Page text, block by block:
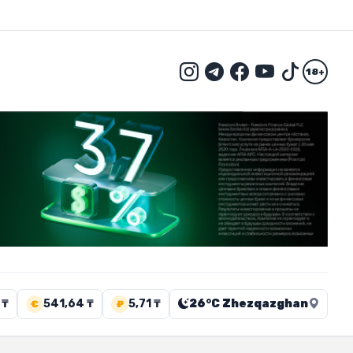
18+
€ 541,64 ₸ ₽ 5,71 ₸ 26°C Zhezqazghan